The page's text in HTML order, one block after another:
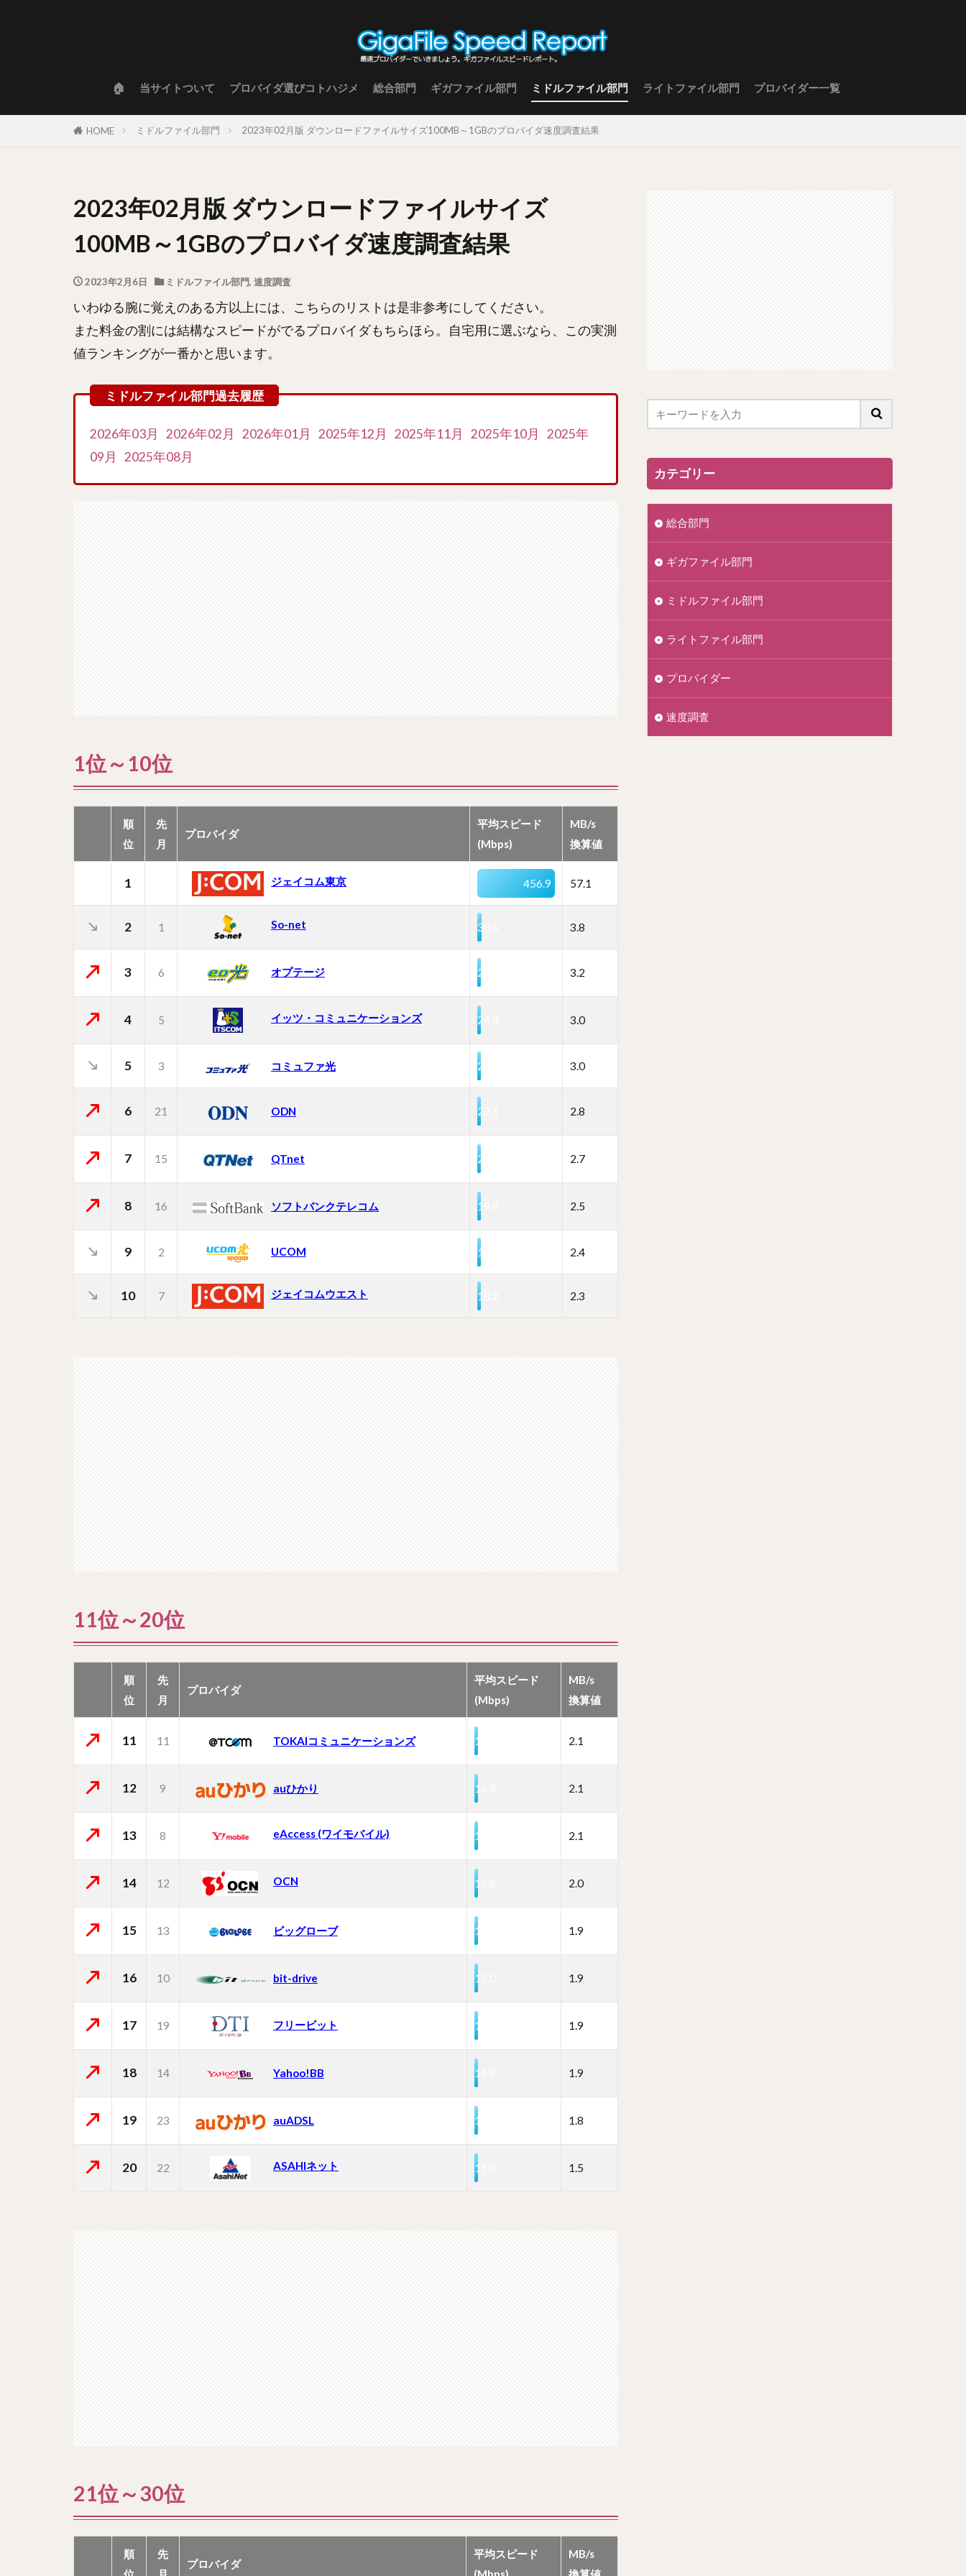
🏠 当サイトついて プロバイダ選びコトハジメ 総合部門 ギガファイル部門 ミドルファイル部門 ライトファイル部門 プロバイダー一覧
HOME ミドルファイル部門 2023年02月版 ダウンロードファイルサイズ100MB～1GBのプロバイダ速度調査結果
2023年02月版 ダウンロードファイルサイズ
100MB～1GBのプロバイダ速度調査結果
2023年2月6日 ミドルファイル部門, 速度調査
いわゆる腕に覚えのある方以上には、こちらのリストは是非参考にしてください。
また料金の割には結構なスピードがでるプロバイダもちらほら。自宅用に選ぶなら、この実測
値ランキングが一番かと思います。
2026年03月 2026年02月 2026年01月 2025年12月 2025年11月 2025年10月
2025年
09月
2025年08月
1位～10位
順
位
先
月
プロバイダ
平均スピード
(Mbps)
MB/s
換算値
1 ジェイコム東京 456.9 57.1
2 1 So-net 30.6 3.8
3 6 オプテージ 25.4 3.2
4 5 イッツ・コミュニケーションズ 24.4 3.0
5 3 コミュファ光 24.3 3.0
6 21 ODN 22.1 2.8
7 15 QTnet 21.5 2.7
8 16 ソフトバンクテレコム 19.8 2.5
9 2 UCOM 19.1 2.4
10 7 ジェイコムウエスト 18.2 2.3
11位～20位
順
位
先
月
プロバイダ
平均スピード
(Mbps)
MB/s
換算値
11 11 TOKAIコミュニケーションズ 17.0 2.1
12 9 auひかり 16.9 2.1
13 8 eAccess (ワイモバイル) 16.6 2.1
14 12 OCN 15.8 2.0
15 13 ビッグローブ 15.2 1.9
16 10 bit-drive 15.0 1.9
17 19 フリービット 15.0 1.9
18 14 Yahoo!BB 14.8 1.9
19 23 auADSL 14.3 1.8
20 22 ASAHIネット 11.8 1.5
21位～30位
順
先
プロバイダ
平均スピード
MB/s
カテゴリー
総合部門
ギガファイル部門
ミドルファイル部門
ライトファイル部門
プロバイダー
速度調査